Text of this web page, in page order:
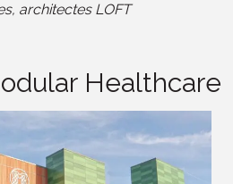
architectes LOFT
Healthcare